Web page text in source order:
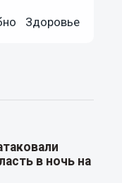
Здоровье
в ночь на